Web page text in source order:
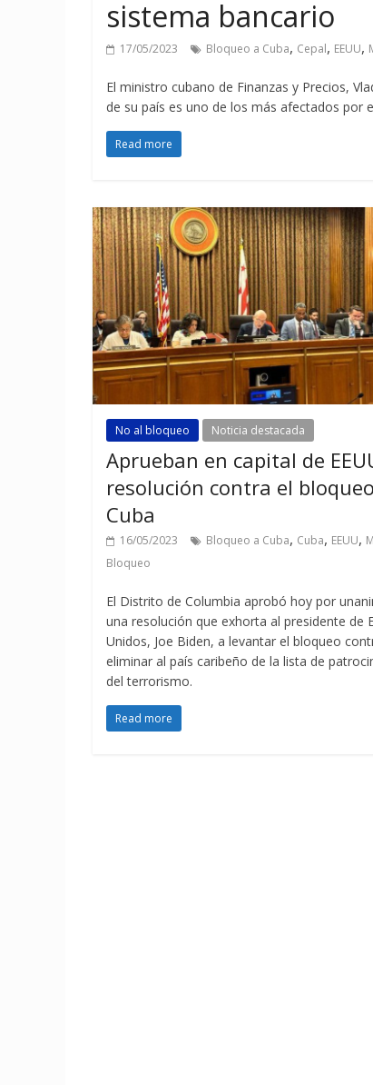
sistema bancario
17/05/2023 Bloqueo a Cuba, Cepal, EEUU,
El ministro cubano de Finanzas y Precios,
de su país es uno de los más afectados por
Read more
No al bloqueo Noticia destacada
Aprueban en capital de
resolución contra el
Cuba
16/05/2023 Bloqueo a Cuba, Cuba, EEUU,
Bloqueo
El Distrito de Columbia aprobó hoy por
una resolución que exhorta al presidente de
Unidos, Joe Biden, a levantar el bloqueo
eliminar al país caribeño de la lista de
del terrorismo.
Read more